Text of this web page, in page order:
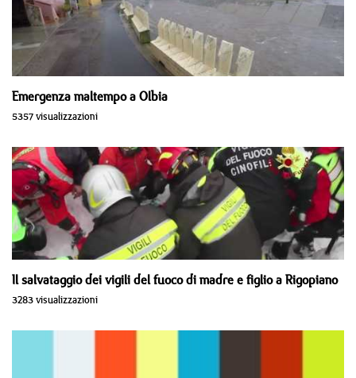
Emergenza maltempo a Olbia
5357 visualizzazioni
Il salvataggio dei vigili del fuoco di madre e figlio a Rigopiano
3283 visualizzazioni